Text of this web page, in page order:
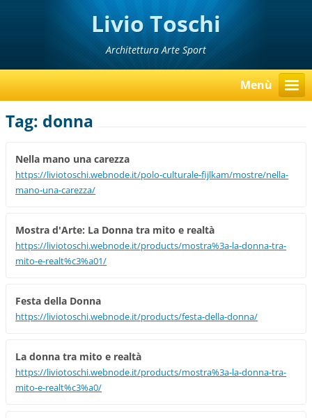
Livio Toschi
Architettura Arte Sport
Menù
Tag: donna
Nella mano una carezza
https://liviotoschi.webnode.it/polo-culturale-fijlkam/mostre/nella-
mano-una-carezza/
Mostra d'Arte: La Donna tra mito e realtà
https://liviotoschi.webnode.it/products/mostra%3a-la-donna-tra-
mito-e-realt%c3%a01/
Festa della Donna
https://liviotoschi.webnode.it/products/festa-della-donna/
La donna tra mito e realtà
https://liviotoschi.webnode.it/products/mostra%3a-la-donna-tra-
mito-e-realt%c3%a0/